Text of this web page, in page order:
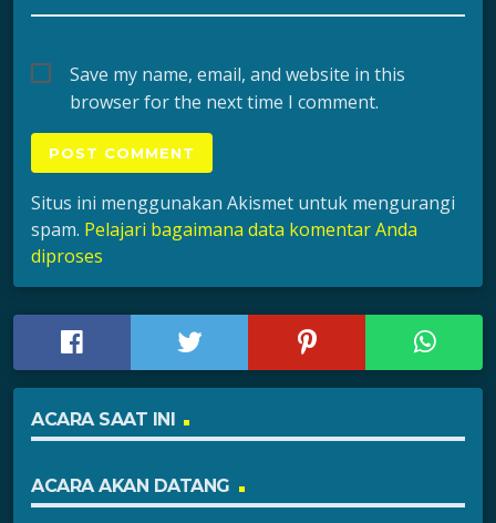
Save my name, email, and website in this
browser for the next time I comment.
Situs ini menggunakan Akismet untuk mengurangi
spam. Pelajari bagaimana data komentar Anda
diproses
ACARA SAAT INI
ACARA AKAN DATANG